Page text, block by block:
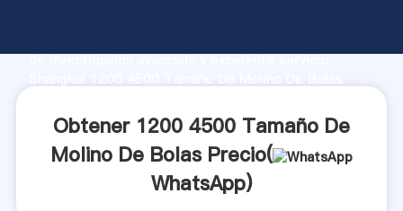
de investigación avanzada y excelente servicio,
clientes.
Obtener 1200 4500 Tamaño De
Molino De Bolas Precio(
WhatsApp)